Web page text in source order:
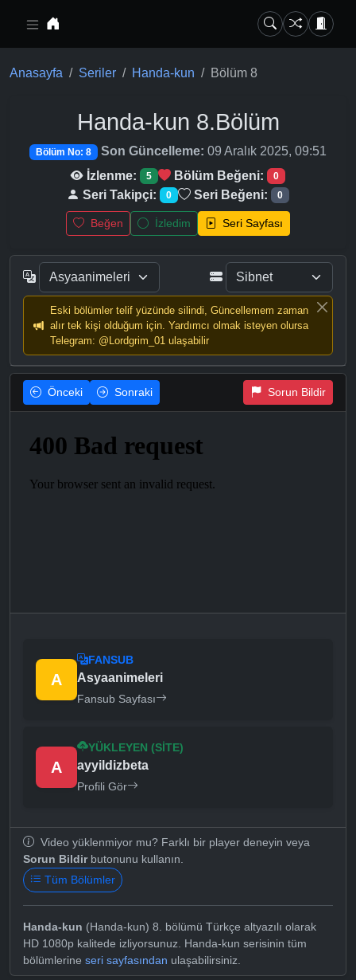
Anasayfa Seriler Handa-kun Bölüm 8
Handa-kun 8.Bölüm
Bölüm No: 8 Son Güncelleme: 09 Aralık 2025, 09:51
İzlenme:
5 Bölüm Beğeni: 0
Seri Takipçi: 0 Seri Beğeni: 0
Beğen İzledim Seri Sayfası
Eski bölümler telif yüzünde silindi, Güncellemem zaman
alır tek kişi olduğum için. Yardımcı olmak isteyen olursa
Telegram: @Lordgrim_01 ulaşabilir
Önceki Sonraki Sorun Bildir
A
FANSUB
Asyaanimeleri
Fansub Sayfası
A
YÜKLEYEN (SITE)
ayyildizbeta
Profili Gör
Video yüklenmiyor mu? Farklı bir player deneyin veya
Sorun Bildirbutonunu kullanın.
Tüm Bölümler
Handa-kun (Handa-kun) 8. bölümü Türkçe altyazılı olarak
HD 1080p kalitede izliyorsunuz. Handa-kun serisinin tüm
bölümlerine seri sayfasından ulaşabilirsiniz.